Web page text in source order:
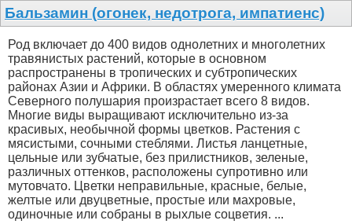
Бальзамин (огонек, недотрога, импатиенс)
Род включает до 400 видов однолетних и многолетних
травянистых растений, которые в основном
распространены в тропических и субтропических
районах Азии и Африки. В областях умеренного климата
Северного полушария произрастает всего 8 видов.
Многие виды выращивают исключительно из-за
красивых, необычной формы цветков. Растения с
мясистыми, сочными стеблями. Листья ланцетные,
цельные или зубчатые, без прилистников, зеленые,
различных оттенков, расположены супротивно или
мутовчато. Цветки неправильные, красные, белые,
желтые или двуцветные, простые или махровые,
одиночные или собраны в рыхлые соцветия. ...